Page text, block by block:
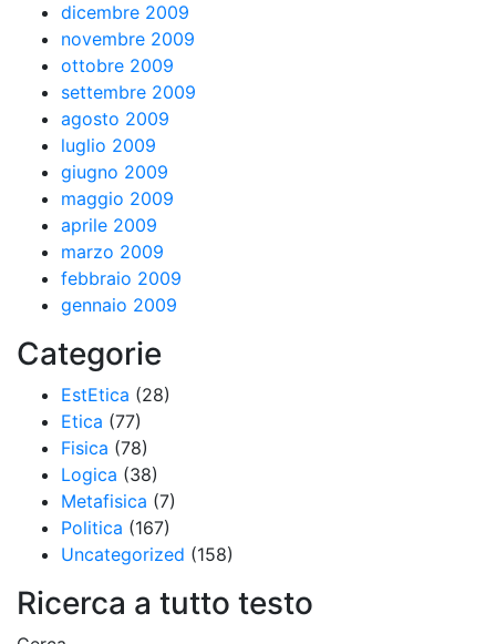
dicembre 2009
novembre 2009
ottobre 2009
settembre 2009
agosto 2009
luglio 2009
giugno 2009
maggio 2009
aprile 2009
marzo 2009
febbraio 2009
gennaio 2009
Categorie
EstEtica (28)
Etica (77)
Fisica (78)
Logica (38)
Metafisica (7)
Politica (167)
Uncategorized (158)
Ricerca a tutto testo